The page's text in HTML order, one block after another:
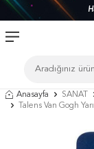
Anasayfa SANAT
Talens Van Gogh